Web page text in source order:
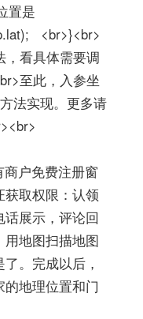
置是
<br>}<br>
，看具体需要调
至此，入参坐
法实现。更多请
户免费注册窗
取权限：认领
展示，评论回
地图扫描地图
。完成以后，
地理位置和门